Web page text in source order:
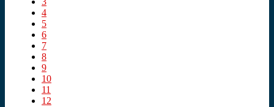
4
5
6
7
8
9
10
11
12